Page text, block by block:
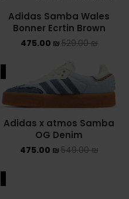
Adidas Samba Wales
Bonner Ecrtin Brown
529.00₪
475.00 ₪
Adidas x atmos Samba
OG Denim
549.00₪
475.00 ₪